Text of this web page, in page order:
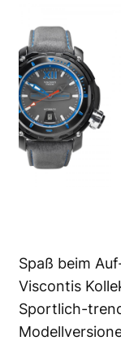
Spaß beim
Viscontis
Sportlich-